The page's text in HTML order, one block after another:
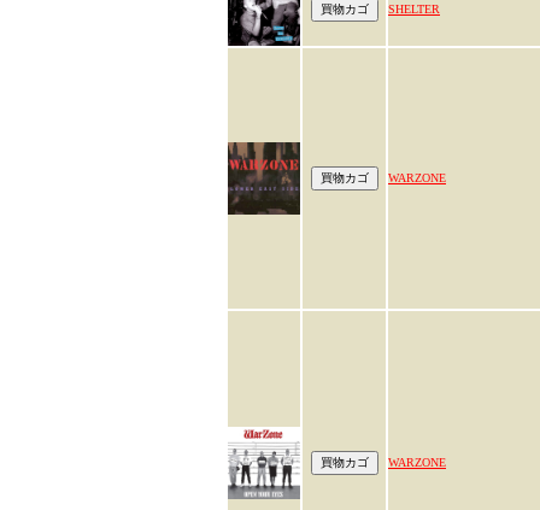
SHELTER
WARZONE
WARZONE